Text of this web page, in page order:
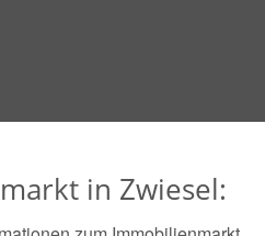
in Zwiesel: